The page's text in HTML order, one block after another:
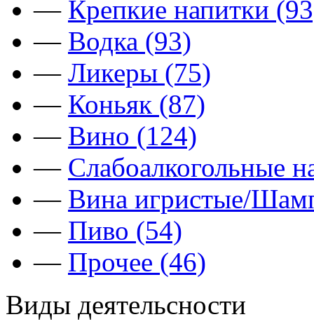
— Крепкие напитки
— Водка (93)
— Ликеры (75)
— Коньяк (87)
— Вино (124)
— Слабоалкогольные
— Вина игристые/
— Пиво (54)
— Прочее (46)
Виды деятельсности